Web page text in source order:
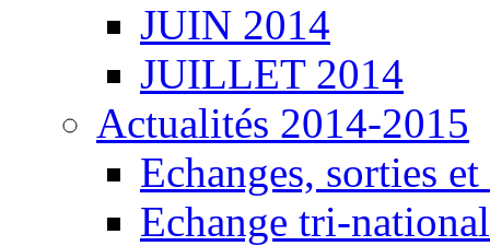
JUIN 2014
JUILLET 2014
Actualités 2014-2015
Echanges, sorties
Echange tri-national